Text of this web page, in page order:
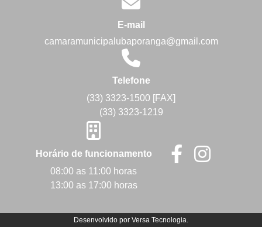
E-mail
camaramunicipalubaporanga@gmail.com
Telefone
(33) 3323-1500 [FAX]
(33) 3323-1219
Horário de funcionamento
08:00 as 11:00 horas
13:00 as 17:00 horas
Desenvolvido por Versa Tecnologia.